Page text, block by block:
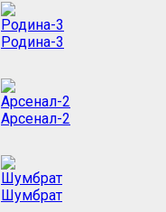
Родина-3
Арсенал-2
Шумбрат